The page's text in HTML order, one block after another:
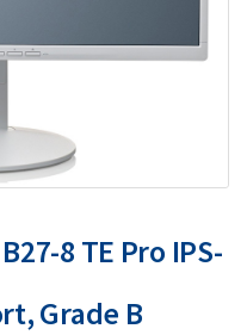
8 TE Pro IPS-
Grade B